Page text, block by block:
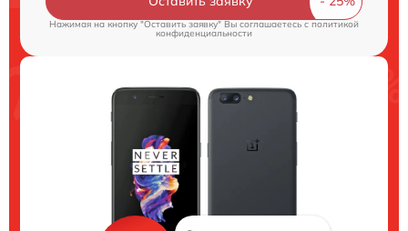
Нажимая на кнопку "Оставить заявку" Вы соглашаетесь c политикой
конфиденциальности